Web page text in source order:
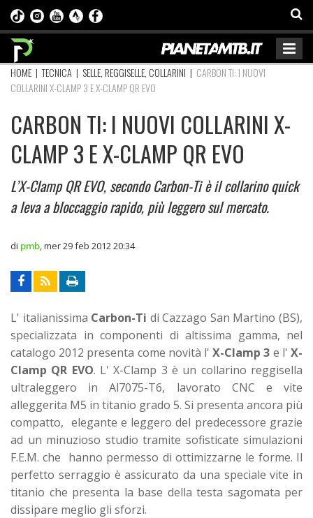
HOME |TECNICA | SELLE, REGGISELLE, COLLARINI | CARBON TI: I NUOVI
COLLARINI X-CLAMP 3 E X-CLAMP QR EVO
CARBON TI: I NUOVI COLLARINI X-
CLAMP 3 E X-CLAMP QR EVO
L’X-Clamp QR EVO, secondo Carbon-Ti è il collarino quick
a leva a bloccaggio rapido, più leggero sul mercato.
di pmb mer 29 feb 2012 20:34
L' italianissima Carbon-Ti di Cazzago San Martino (BS),
specializzata in componenti di altissima gamma, nel
catalogo 2012 presenta come novità l'X-Clamp 3 e l'X-
Clamp QR EVO. L' X-Clamp 3 è un collarino reggisella
ultraleggero in Al7075-T6, lavorato CNC e vite
alleggerita M5 in titanio grado 5. Si presenta ancora più
compatto, elegante e leggero del predecessore grazie
ad un minuzioso studio tramite sofisticate simulazioni
F.E.M. che hanno permesso di ottimizzarne le forme. Il
perfetto serraggio è assicurato da una speciale vite in
titanio che presenta la base della testa sagomata per
dissipare meglio gli sforzi.